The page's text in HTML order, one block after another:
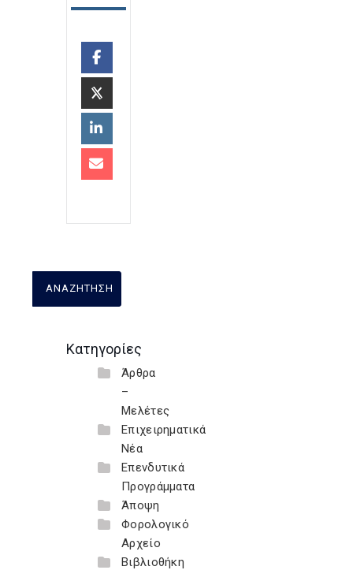
Κατηγορίες
Άρθρα
–
Μελέτες
Επιχειρηματικά
Νέα
Επενδυτικά
Προγράμματα
Άποψη
Φορολογικό
Αρχείο
Βιβλιοθήκη